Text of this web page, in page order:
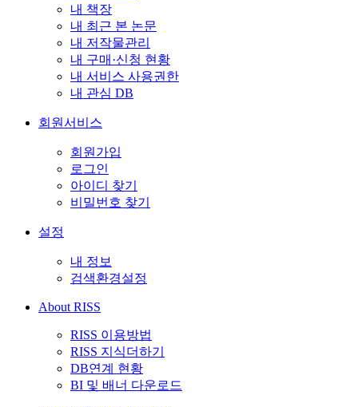
내 책장
내 최근 본 논문
내 저작물관리
내 구매·신청 현황
내 서비스 사용권한
내 관심 DB
회원서비스
회원가입
로그인
아이디 찾기
비밀번호 찾기
설정
내 정보
검색환경설정
About RISS
RISS 이용방법
RISS 지식더하기
DB연계 현황
BI 및 배너 다운로드